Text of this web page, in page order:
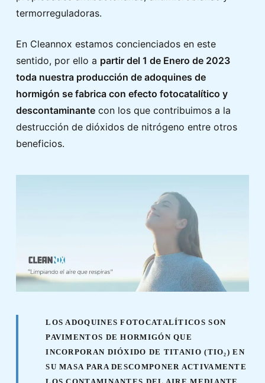
termorreguladoras.
En Cleannox estamos concienciados en este
sentido, por ello a partir del 1 de Enero de 2023
toda nuestra producción de adoquines de
hormigón se fabrica con efecto fotocatalítico y
descontaminantecon los que contribuimos a la
destrucción de dióxidos de nitrógeno entre otros
beneficios.
LOS ADOQUINES FOTOCATALÍTICOS SON
PAVIMENTOS DE HORMIGÓN QUE
INCORPORAN DIÓXIDO DE TITANIO (TIO₂) EN
SU MASA PARA DESCOMPONER ACTIVAMENTE